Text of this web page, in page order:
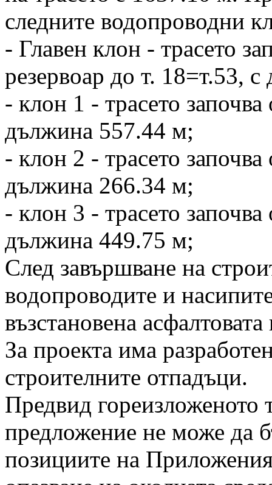
следните водопроводни
- Главен клон - трасето
резервоар до т. 18=т.53,
- клон 1 - трасето
дължина 557.44 м;
- клон 2 - трасето
дължина 266.34 м;
- клон 3 - трасето
дължина 449.75 м;
След завършване на
водопроводите и
възстановена асфалтовата
За проекта има
строителните отпадъци.
Предвид гореизложеното
предложение не може да
позициите на